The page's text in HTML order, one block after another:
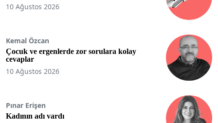
10 Ağustos 2026
Kemal Özcan
Çocuk ve ergenlerde zor sorulara kolay
cevaplar
10 Ağustos 2026
Pınar Erişen
Kadının adı vardı